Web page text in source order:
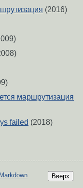
(2016)
маршрутизация
failed (2018)
Вверх